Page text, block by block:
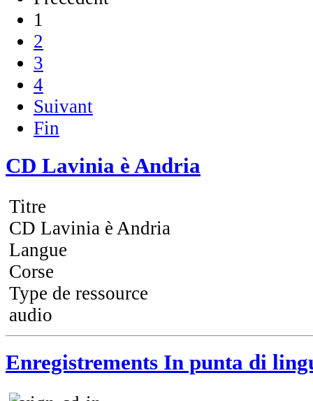
1
2
3
4
Suivant
Fin
CD Lavinia è Andria
Titre
CD Lavinia è Andria
Langue
Corse
Type de ressource
audio
Enregistrements In punta di